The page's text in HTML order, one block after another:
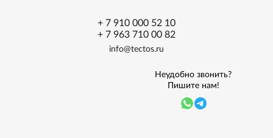
Неудобно звонить?
Пишите нам!
+ 7 910 000 52 10
+ 7 963 710 00 82
info@tectos.ru